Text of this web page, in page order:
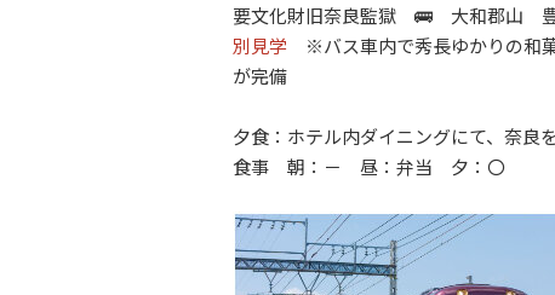
要文化財旧奈良監獄 🚌 大和郡山 豊
別見学 ※バス車内で秀長ゆかりの和
が完備
夕食：ホテル内ダイニングにて、奈良
食事 朝：－ 昼：弁当 夕：〇